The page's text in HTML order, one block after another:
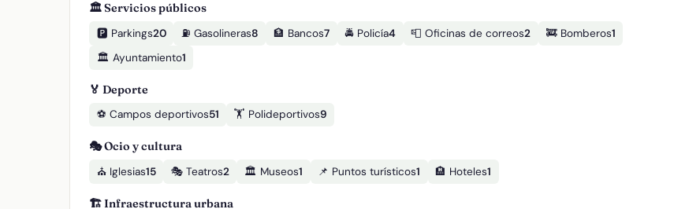
🏛️ Servicios públicos
🅿️ Parkings20 ⛽ Gasolineras8 🏦 Bancos7 🚔 Policía4 📮 Oficinas de correos2 🚒 Bomberos1
🏛️ Ayuntamiento1
🏅 Deporte
⚽ Campos deportivos51 🏋️ Polideportivos9
🎭 Ocio y cultura
⛪ Iglesias15 🎭 Teatros2 🏛️ Museos1 📌 Puntos turísticos1 🏨 Hoteles1
🏗️ Infraestructura urbana